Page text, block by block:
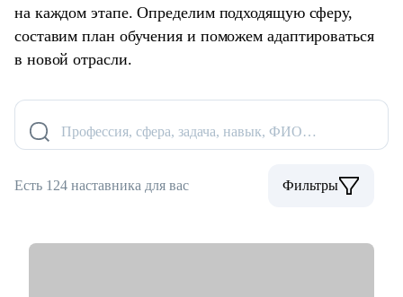
на каждом этапе. Определим подходящую сферу,
составим план обучения и поможем адаптироваться
в новой отрасли.
Профессия, сфера, задача, навык, ФИО…
Есть 124 наставника для вас Фильтры